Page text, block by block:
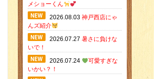
メショーくん
2026.08.03 神戸西店にゃ
んズ紹介
2026.07.27 暑さに負けな
いで！
2026.07.24
可愛すぎな
いかい？！